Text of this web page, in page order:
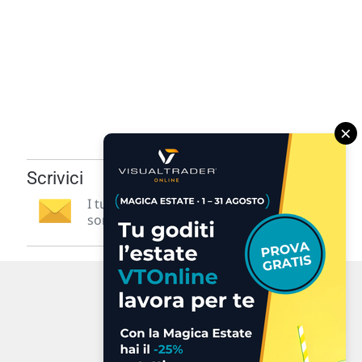
Scrivici
I tuoi suggerimenti per noi
sono preziosi e molto utili! »
×